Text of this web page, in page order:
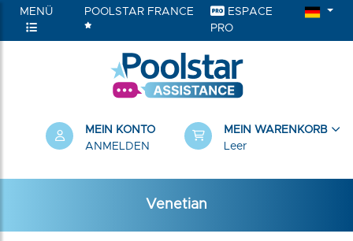
MENÜ POOLSTAR FRANCE
ESPACE
PRO
MEIN KONTO
ANMELDEN
MEIN WARENKORB
Leer
Venetian